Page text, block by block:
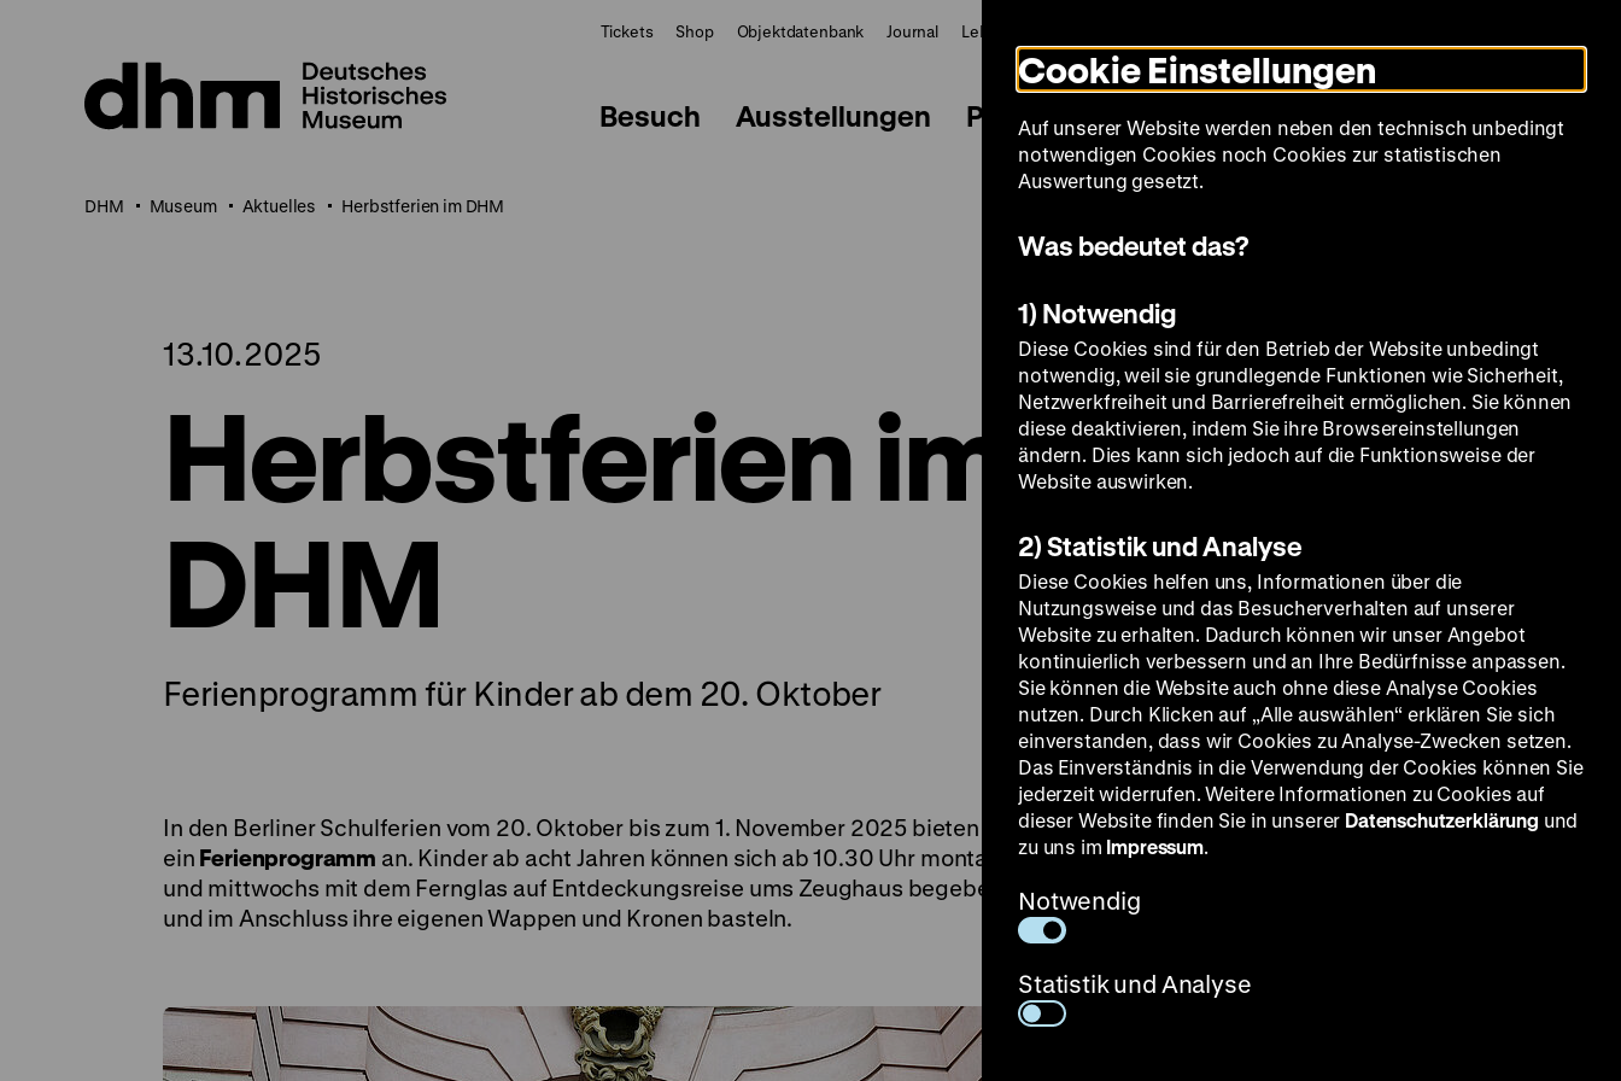
Seiteninhalt
springen
Tickets Shop Objektdatenbank Journal LeMO
Modus
umschalten
zum
Deutschen
Historischen
in
Deutscher
zum
Deutschen
Historischen
in
Leichter
Besuch Ausstellungen Programm Sammlung Bildung Museum
DHM Museum Aktuelles Herbstferien im DHM
13.10.2025
Herbstferien im
DHM
Ferienprogramm für Kinder ab dem 20. Oktober
In den Berliner Schulferien vom 20. Oktober bis zum 1. November 2025 bieten wir
ein Ferienprogramm an. Kinder ab acht Jahren können sich ab 10.30 Uhr montags
und mittwochs mit dem Fernglas auf Entdeckungsreise ums Zeughaus begeben
und im Anschluss ihre eigenen Wappen und Kronen basteln.
Cookie Einstellungen
Auf unserer Website werden neben den technisch unbedingt
notwendigen Cookies noch Cookies zur statistischen
Auswertung gesetzt.
Was bedeutet das?
1) Notwendig
Diese Cookies sind für den Betrieb der Website unbedingt
notwendig, weil sie grundlegende Funktionen wie Sicherheit,
Netzwerkfreiheit und Barrierefreiheit ermöglichen. Sie können
diese deaktivieren, indem Sie ihre Browsereinstellungen
ändern. Dies kann sich jedoch auf die Funktionsweise der
Website auswirken.
2) Statistik und Analyse
Diese Cookies helfen uns, Informationen über die
Nutzungsweise und das Besucherverhalten auf unserer
Website zu erhalten. Dadurch können wir unser Angebot
kontinuierlich verbessern und an Ihre Bedürfnisse anpassen.
Sie können die Website auch ohne diese Analyse Cookies
nutzen. Durch Klicken auf „Alle auswählen“ erklären Sie sich
einverstanden, dass wir Cookies zu Analyse-Zwecken setzen.
Das Einverständnis in die Verwendung der Cookies können Sie
jederzeit widerrufen. Weitere Informationen zu Cookies auf
dieser Website finden Sie in unserer Datenschutzerklärung und
zu uns im Impressum.
Notwendig
Statistik und Analyse